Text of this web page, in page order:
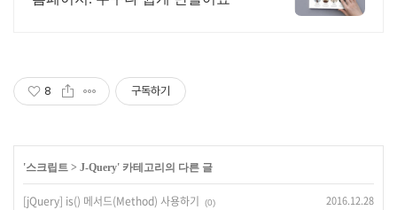
8 구독하기
'스크립트 > J-Query' 카테고리의 다른 글
[jQuery] is() 메서드(Method) 사용하기 (0) 2016.12.28